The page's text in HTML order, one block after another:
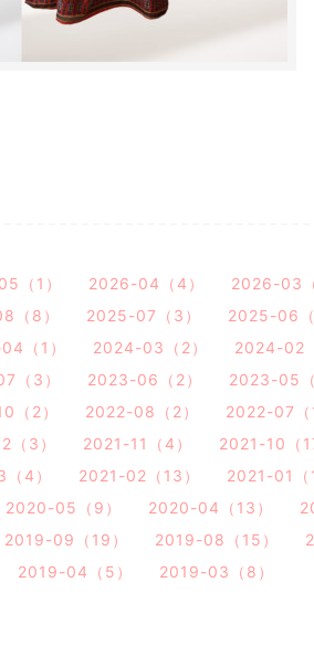
（1） 2026-04（4） 2026-03
（8） 2025-07（3） 2025-06（
（1） 2024-03（2） 2024-02
（3） 2023-06（2） 2023-05（
（2） 2022-08（2） 2022-07（
（3） 2021-11（4） 2021-10（
4） 2021-02（13） 2021-01（
2020-05（9） 2020-04（13）
2019-09（19） 2019-08（15）
2019-04（5）
2019-03（8）